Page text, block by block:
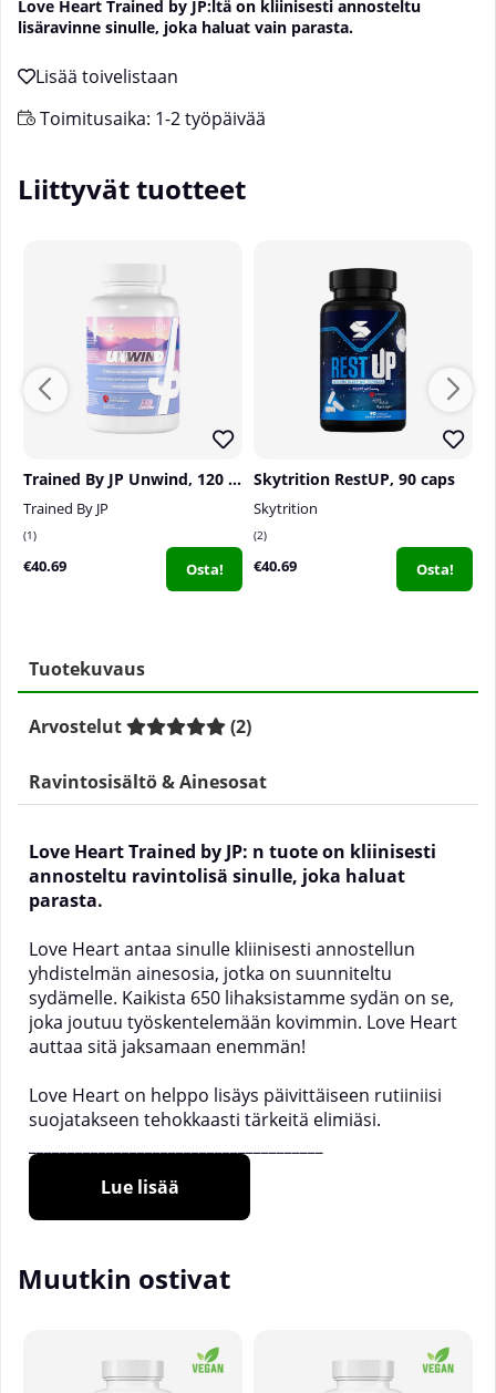
Love Heart Trained by JP:ltä on kliinisesti annosteltu
lisäravinne sinulle, joka haluat vain parasta.
Toimitusaika: 1-2 työpäivää
Liittyvät tuotteet
Trained By JP Unwind, 120 caps
Trained By JP
1
€40.69 Osta!
Skytrition RestUP, 90 caps
Skytrition
2
€40.69 Osta!
Tuotekuvaus
Arvostelut (2)
Ravintosisältö & Ainesosat
Love Heart Trained by JP: n tuote on kliinisesti
annosteltu ravintolisä sinulle, joka haluat
parasta.
Love Heart antaa sinulle kliinisesti annostellun
yhdistelmän ainesosia, jotka on suunniteltu
sydämelle. Kaikista 650 lihaksistamme sydän on se,
joka joutuu työskentelemään kovimmin. Love Heart
auttaa sitä jaksamaan enemmän!
Love Heart on helppo lisäys päivittäiseen rutiiniisi
suojatakseen tehokkaasti tärkeitä elimiäsi.
Annoskertoja pakkauksessa:
Suositeltu annostus:ota 2 kapselia päivittäin.
kapselia.
Lue lisää
Muutkin ostivat